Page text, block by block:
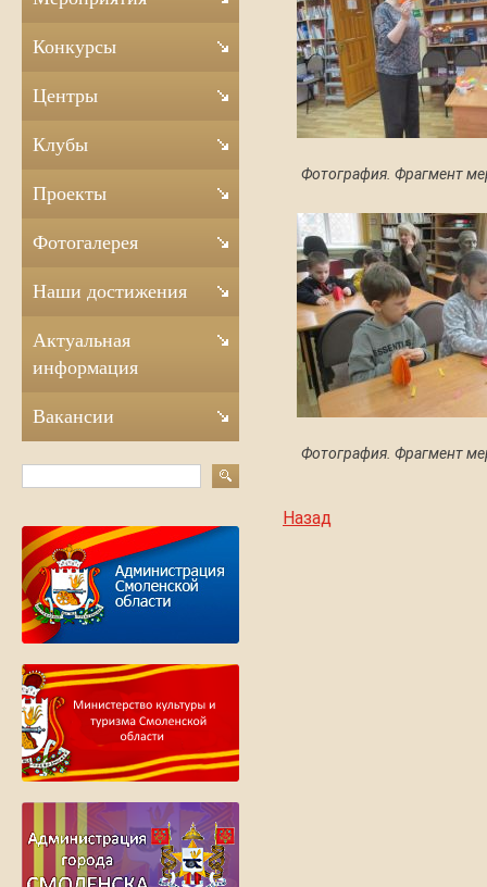
Фотография. Фрагмент
Фотография. Фрагмент
Назад
Конкурсы
Центры
Клубы
Проекты
Фотогалерея
Наши достижения
Актуальная
информация
Вакансии